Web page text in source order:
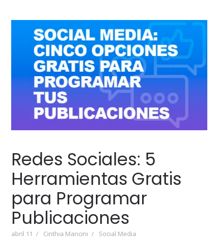
Redes Sociales: 5
Herramientas Gratis
para Programar
Publicaciones
abril 11 Cinthia Mancini Social Media